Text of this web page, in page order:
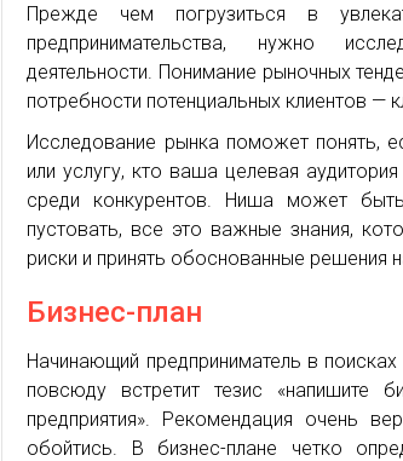
Прежде чем погрузиться в
предпринимательства, нужно
деятельности. Понимание рыночных
потребности потенциальных клиентов —
Исследование рынка поможет понять,
или услугу, кто ваша целевая
среди конкурентов. Ниша может
пустовать, все это важные знания,
риски и принять обоснованные решения
Бизнес-план
Начинающий предприниматель в
повсюду встретит тезис «напишите
предприятия». Рекомендация очень
обойтись. В бизнес-плане четко